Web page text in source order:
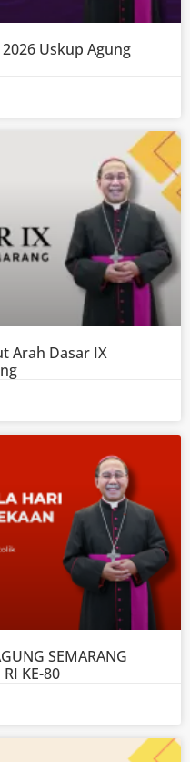
Uskup Agung
Arah Dasar IX
SEMARANG
RI KE-80